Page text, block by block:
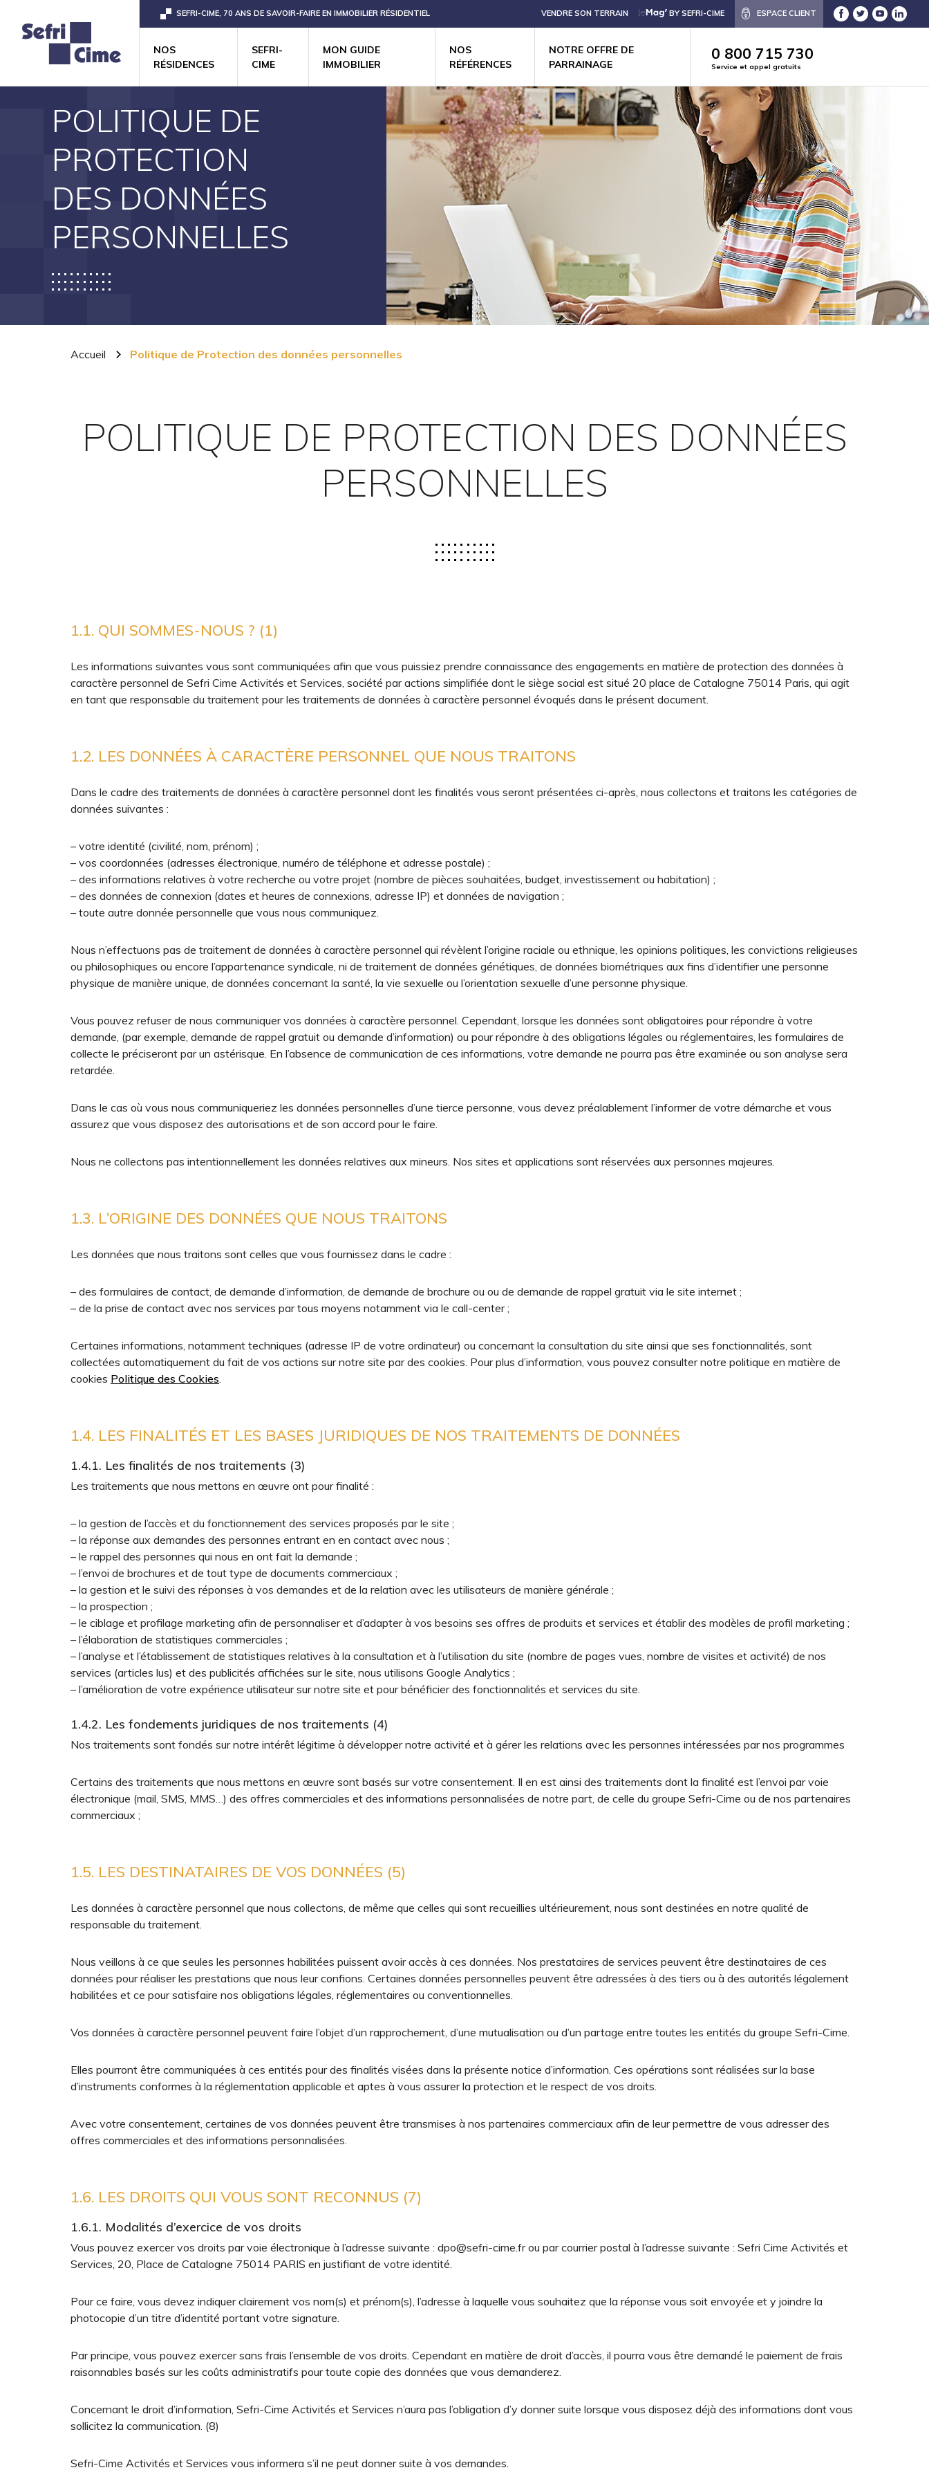
SEFRI-CIME, 70 ANS DE SAVOIR-FAIRE EN IMMOBILIER RÉSIDENTIEL VENDRE SON TERRAIN BY SEFRI-CIME ESPACE CLIENT
NOS
RÉSIDENCES
SEFRI-
CIME
MON GUIDE
IMMOBILIER
NOS
RÉFÉRENCES
NOTRE OFFRE DE
PARRAINAGE
0 800 715 730
Service et appel gratuits
POLITIQUE DE
PROTECTION
DES DONNÉES
PERSONNELLES
Accueil Politique de Protection des données personnelles
POLITIQUE DE PROTECTION DES DONNÉES
PERSONNELLES
1.1. QUI SOMMES-NOUS ? (1)
Les informations suivantes vous sont communiquées afin que vous puissiez prendre connaissance des engagements en matière de protection des données à
caractère personnel de Sefri Cime Activités et Services, société par actions simplifiée dont le siège social est situé 20 place de Catalogne 75014 Paris, qui agit
en tant que responsable du traitement pour les traitements de données à caractère personnel évoqués dans le présent document.
1.2. LES DONNÉES À CARACTÈRE PERSONNEL QUE NOUS TRAITONS
Dans le cadre des traitements de données à caractère personnel dont les finalités vous seront présentées ci-après, nous collectons et traitons les catégories de
données suivantes :
– votre identité (civilité, nom, prénom) ;
– vos coordonnées (adresses électronique, numéro de téléphone et adresse postale) ;
– des informations relatives à votre recherche ou votre projet (nombre de pièces souhaitées, budget, investissement ou habitation) ;
– des données de connexion (dates et heures de connexions, adresse IP) et données de navigation ;
– toute autre donnée personnelle que vous nous communiquez.
Nous n’effectuons pas de traitement de données à caractère personnel qui révèlent l’origine raciale ou ethnique, les opinions politiques, les convictions religieuses
ou philosophiques ou encore l’appartenance syndicale, ni de traitement de données génétiques, de données biométriques aux fins d’identifier une personne
physique de manière unique, de données concernant la santé, la vie sexuelle ou l’orientation sexuelle d’une personne physique.
Vous pouvez refuser de nous communiquer vos données à caractère personnel. Cependant, lorsque les données sont obligatoires pour répondre à votre
demande, (par exemple, demande de rappel gratuit ou demande d’information) ou pour répondre à des obligations légales ou réglementaires, les formulaires de
collecte le préciseront par un astérisque. En l’absence de communication de ces informations, votre demande ne pourra pas être examinée ou son analyse sera
retardée.
Dans le cas où vous nous communiqueriez les données personnelles d’une tierce personne, vous devez préalablement l’informer de votre démarche et vous
assurez que vous disposez des autorisations et de son accord pour le faire.
Nous ne collectons pas intentionnellement les données relatives aux mineurs. Nos sites et applications sont réservées aux personnes majeures.
1.3. L’ORIGINE DES DONNÉES QUE NOUS TRAITONS
Les données que nous traitons sont celles que vous fournissez dans le cadre :
– des formulaires de contact, de demande d’information, de demande de brochure ou ou de demande de rappel gratuit via le site internet ;
– de la prise de contact avec nos services par tous moyens notamment via le call-center ;
Certaines informations, notamment techniques (adresse IP de votre ordinateur) ou concernant la consultation du site ainsi que ses fonctionnalités, sont
collectées automatiquement du fait de vos actions sur notre site par des cookies. Pour plus d’information, vous pouvez consulter notre politique en matière de
cookies Politique des Cookies.
1.4. LES FINALITÉS ET LES BASES JURIDIQUES DE NOS TRAITEMENTS DE DONNÉES
1.4.1. Les finalités de nos traitements (3)
Les traitements que nous mettons en œuvre ont pour finalité :
– la gestion de l’accès et du fonctionnement des services proposés par le site ;
– la réponse aux demandes des personnes entrant en en contact avec nous ;
– le rappel des personnes qui nous en ont fait la demande ;
– l’envoi de brochures et de tout type de documents commerciaux ;
– la gestion et le suivi des réponses à vos demandes et de la relation avec les utilisateurs de manière générale ;
– la prospection ;
– le ciblage et profilage marketing afin de personnaliser et d’adapter à vos besoins ses offres de produits et services et établir des modèles de profil marketing ;
– l’élaboration de statistiques commerciales ;
– l’analyse et l’établissement de statistiques relatives à la consultation et à l’utilisation du site (nombre de pages vues, nombre de visites et activité) de nos
services (articles lus) et des publicités affichées sur le site, nous utilisons Google Analytics ;
– l’amélioration de votre expérience utilisateur sur notre site et pour bénéficier des fonctionnalités et services du site.
1.4.2. Les fondements juridiques de nos traitements (4)
Nos traitements sont fondés sur notre intérêt légitime à développer notre activité et à gérer les relations avec les personnes intéressées par nos programmes
Certains des traitements que nous mettons en œuvre sont basés sur votre consentement. Il en est ainsi des traitements dont la finalité est l’envoi par voie
électronique (mail, SMS, MMS…) des offres commerciales et des informations personnalisées de notre part, de celle du groupe Sefri-Cime ou de nos partenaires
commerciaux ;
1.5. LES DESTINATAIRES DE VOS DONNÉES (5)
Les données à caractère personnel que nous collectons, de même que celles qui sont recueillies ultérieurement, nous sont destinées en notre qualité de
responsable du traitement.
Nous veillons à ce que seules les personnes habilitées puissent avoir accès à ces données. Nos prestataires de services peuvent être destinataires de ces
données pour réaliser les prestations que nous leur confions. Certaines données personnelles peuvent être adressées à des tiers ou à des autorités légalement
habilitées et ce pour satisfaire nos obligations légales, réglementaires ou conventionnelles.
Vos données à caractère personnel peuvent faire l’objet d’un rapprochement, d’une mutualisation ou d’un partage entre toutes les entités du groupe Sefri-Cime.
Elles pourront être communiquées à ces entités pour des finalités visées dans la présente notice d’information. Ces opérations sont réalisées sur la base
d’instruments conformes à la réglementation applicable et aptes à vous assurer la protection et le respect de vos droits.
Avec votre consentement, certaines de vos données peuvent être transmises à nos partenaires commerciaux afin de leur permettre de vous adresser des
offres commerciales et des informations personnalisées.
1.6. LES DROITS QUI VOUS SONT RECONNUS (7)
1.6.1. Modalités d’exercice de vos droits
Vous pouvez exercer vos droits par voie électronique à l’adresse suivante : dpo@sefri-cime.fr ou par courrier postal à l’adresse suivante : Sefri Cime Activités et
Services, 20, Place de Catalogne 75014 PARIS en justifiant de votre identité.
Pour ce faire, vous devez indiquer clairement vos nom(s) et prénom(s), l’adresse à laquelle vous souhaitez que la réponse vous soit envoyée et y joindre la
photocopie d’un titre d’identité portant votre signature.
Par principe, vous pouvez exercer sans frais l’ensemble de vos droits. Cependant en matière de droit d’accès, il pourra vous être demandé le paiement de frais
raisonnables basés sur les coûts administratifs pour toute copie des données que vous demanderez.
Concernant le droit d’information, Sefri-Cime Activités et Services n’aura pas l’obligation d’y donner suite lorsque vous disposez déjà des informations dont vous
sollicitez la communication. (8)
Sefri-Cime Activités et Services vous informera s’il ne peut donner suite à vos demandes.